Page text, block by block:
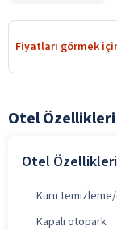
Fiyatları görmek
Otel Özellikleri
Otel Özellikleri
Kuru temizleme/
Kapalı otopark